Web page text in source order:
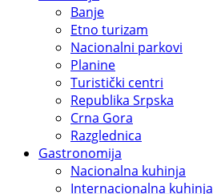
Banje
Etno turizam
Nacionalni parkovi
Planine
Turistički centri
Republika Srpska
Crna Gora
Razglednica
Gastronomija
Nacionalna kuhinja
Internacionalna kuhinja